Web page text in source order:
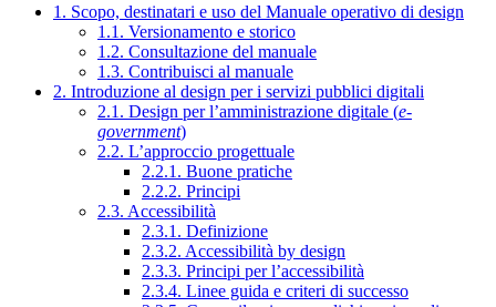
1. Scopo, destinatari e uso del Manuale operativo di design
1.1. Versionamento e storico
1.2. Consultazione del manuale
1.3. Contribuisci al manuale
2. Introduzione al design per i servizi pubblici digitali
2.1. Design per l’amministrazione digitale (e-
government)
2.2. L’approccio progettuale
2.2.1. Buone pratiche
2.2.2. Principi
2.3. Accessibilità
2.3.1. Definizione
2.3.2. Accessibilità by design
2.3.3. Principi per l’accessibilità
2.3.4. Linee guida e criteri di successo